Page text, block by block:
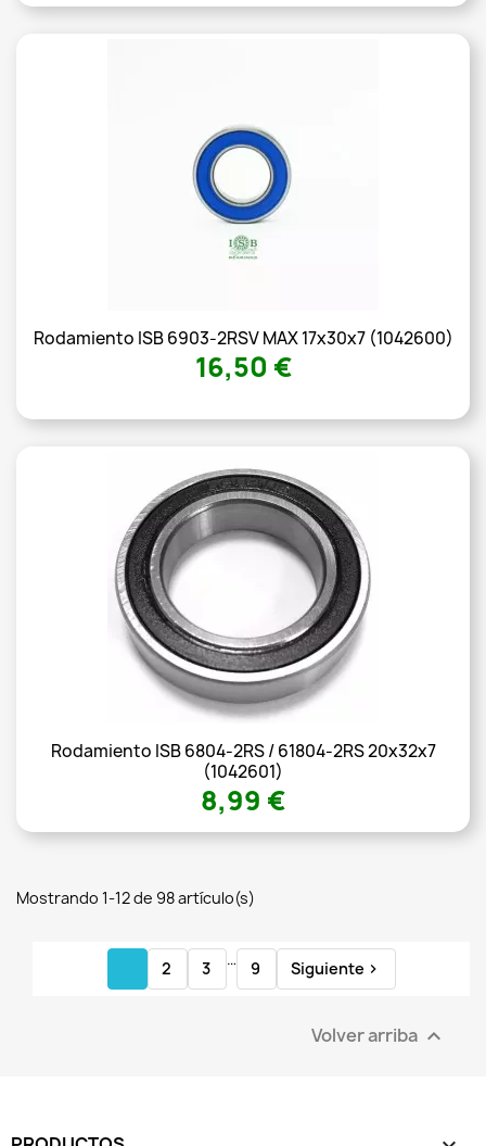
Rodamiento ISB 6903-2RSV MAX 17x30x7 (1042600)
16,50 €
Rodamiento ISB 6804-2RS / 61804-2RS 20x32x7
(1042601)
8,99 €
Mostrando 1-12 de 98 artículo(s)
2 3 … 9 Siguiente 
Volver arriba 